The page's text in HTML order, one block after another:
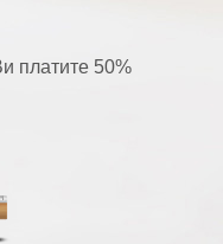
платите 50%